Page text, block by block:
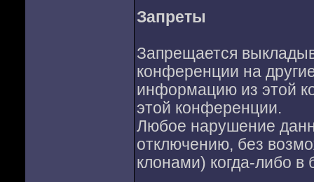
Запреты
Запрещается
конференции на
информацию из этой
этой конференции.
Любое нарушение
отключению, без
клонами) когда-либо в